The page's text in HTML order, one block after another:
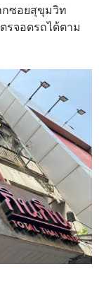
กซอยสุขุมวิท
รจอดรถได้ตาม